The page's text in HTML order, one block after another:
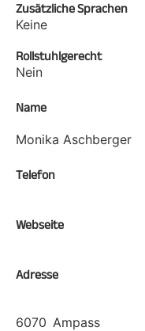
Zusätzliche Sprachen
Keine
Rollstuhlgerecht
Nein
Name
Monika Aschberger
Telefon
Webseite
Adresse
6070 Ampass